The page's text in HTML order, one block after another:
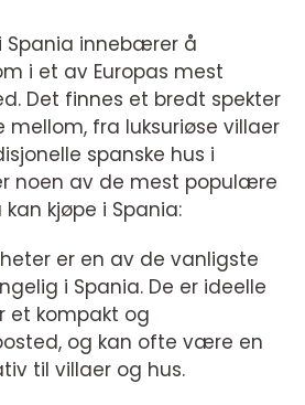
Spania innebærer å
i et av Europas mest
Det finnes et bredt spekter
mellom, fra luksuriøse villaer
spanske hus i
noen av de mest populære
kjøpe i Spania:
er en av de vanligste
i Spania. De er ideelle
et kompakt og
og kan ofte være en
til villaer og hus.